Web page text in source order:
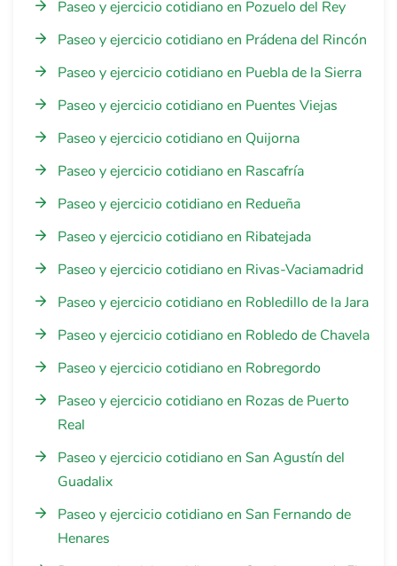
Paseo y ejercicio cotidiano en Pozuelo del Rey
Paseo y ejercicio cotidiano en Prádena del Rincón
Paseo y ejercicio cotidiano en Puebla de la Sierra
Paseo y ejercicio cotidiano en Puentes Viejas
Paseo y ejercicio cotidiano en Quijorna
Paseo y ejercicio cotidiano en Rascafría
Paseo y ejercicio cotidiano en Redueña
Paseo y ejercicio cotidiano en Ribatejada
Paseo y ejercicio cotidiano en Rivas-Vaciamadrid
Paseo y ejercicio cotidiano en Robledillo de la Jara
Paseo y ejercicio cotidiano en Robledo de Chavela
Paseo y ejercicio cotidiano en Robregordo
Paseo y ejercicio cotidiano en Rozas de Puerto
Real
Paseo y ejercicio cotidiano en San Agustín del
Guadalix
Paseo y ejercicio cotidiano en San Fernando de
Henares